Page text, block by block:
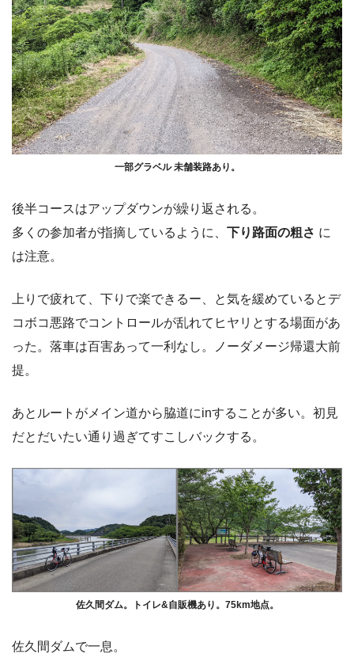
一部グラベル 未舗装路あり。
後半コースはアップダウンが繰り返される。
多くの参加者が指摘しているように、 下り路面の粗さ に
は注意。
上りで疲れて、下りで楽できるー、と気を緩めているとデ
コボコ悪路でコントロールが乱れてヒヤリとする場面があ
った。落車は百害あって一利なし。ノーダメージ帰還大前
提。
あとルートがメイン道から脇道にinすることが多い。初見
だとだいたい通り過ぎてすこしバックする。
佐久間ダム。トイレ&自販機あり。75km地点。
佐久間ダムで一息。